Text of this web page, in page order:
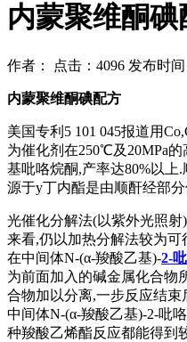
内蒙聚维酮
作者： 点击：4096 发布时间
内蒙聚维酮碘配方
美国专利5 101 045报道用
为催化剂在250℃及20MPa
基吡咯烷酮,产率达80%以上
源于y丁内酯是由顺酐经部
光催化分解法(以紫外光照
来看,仍以加热分解法较为
在中间体N-(α-羧酸乙基)-2-
为前面加入的碱金属化合物
合物加以分离,一步反应结
中间体N-(α-羧酸乙基)-2-吡
种羧酸乙烯酯反应都能得到